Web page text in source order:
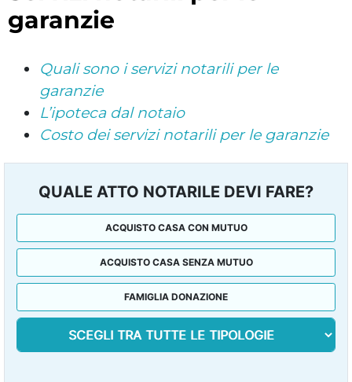
garanzie
Quali sono i servizi notarili per le
garanzie
L’ipoteca dal notaio
Costo dei servizi notarili per le garanzie
QUALE ATTO NOTARILE DEVI FARE?
ACQUISTO CASA CON MUTUO
ACQUISTO CASA SENZA MUTUO
FAMIGLIA DONAZIONE